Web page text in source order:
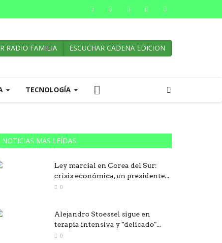
RADIO FAMILIA ESCUCHAR CADENA EDICION
TECNOLOGÍA
NOTICIAS MAS LEÍDAS
Ley marcial en Corea del Sur:
crisis económica, un presidente...
0
Alejandro Stoessel sigue en
terapia intensiva y "delicado"...
0